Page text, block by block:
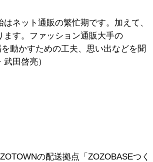
ネット通販の繁忙期です。加えて、
す。ファッション通販大手の
動かすための工夫、思い出などを聞
田啓亮）
の配送拠点「ZOZOBASEつく